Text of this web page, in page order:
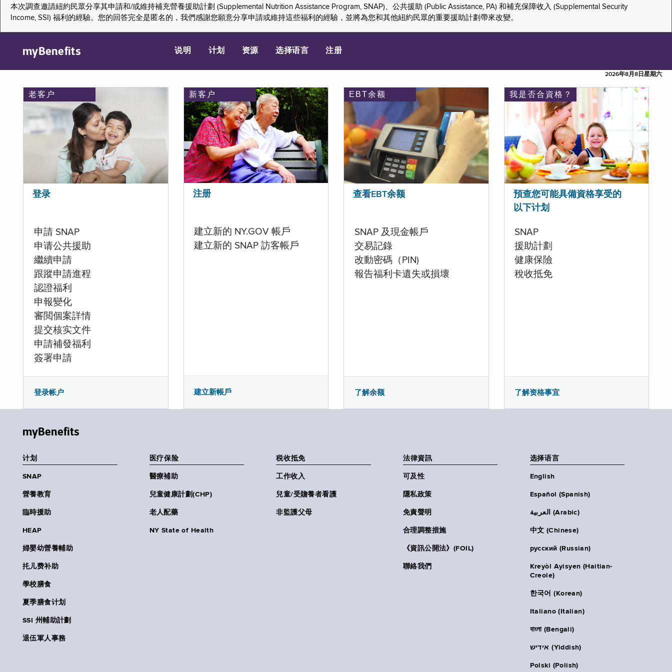
本次調查邀請紐約民眾分享其申請和/或維持補充營養援助計劃 (Supplemental Nutrition Assistance Program, SNAP)、公共援助 (Public Assistance, PA) 和補充保障收入 (Supplemental Security
Income, SSI) 福利的經驗。您的回答完全是匿名的，我們感謝您願意分享申請或維持這些福利的經驗，並將為您和其他紐約民眾的重要援助計劃帶來改變。
myBenefits 说明 计划 资源 选择语言 注册
2026年8月8日星期六
老客户
登录
申請 SNAP
申请公共援助
繼續申請
跟蹤申請進程
認證福利
申報變化
審閲個案詳情
提交核实文件
申請補發福利
簽署申請
登录帐户
新客户
注册
建立新的 NY.GOV 帳戶
建立新的 SNAP 訪客帳戶
建立新帳戶
EBT余额
查看EBT余额
SNAP 及現金帳戶
交易記錄
改動密碼（PIN)
報告福利卡遺失或損壞
了解余额
我是否合資格？
預查您可能具備資格享受的
以下计划
SNAP
援助計劃
健康保險
稅收抵免
了解资格事宜
myBenefits
计划
SNAP
營養教育
臨時援助
HEAP
婦嬰幼營養輔助
扥儿费补助
學校膳食
夏季膳食计划
SSI 州輔助計劃
退伍軍人事務
医疗保险
醫療補助
兒童健康計劃(CHP)
老人配藥
NY State of Health
税收抵免
工作收入
兒童/受贍養者看護
非監護父母
法律資訊
可及性
隱私政策
免責聲明
合理調整措施
《資訊公開法》(FOIL)
聯絡我們
选择语言
English
Español (Spanish)
العربية (Arabic)
中文 (Chinese)
русский (Russian)
Kreyòl Ayisyen (Haitian-
Creole)
한국어 (Korean)
Italiano (Italian)
বাংলা (Bengali)
אידיש (Yiddish)
Polski (Polish)